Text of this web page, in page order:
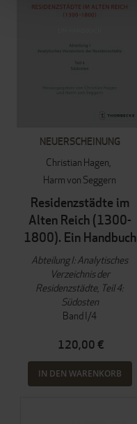
NEUERSCHEINUNG
Christian Hagen
Harm von Seggern
Residenzstädte im
Alten Reich (1300-
1800). Ein Handbuch
Abteilung I: Analytisches
Verzeichnis der
Residenzstädte, Teil 4:
Südosten
Band I/4
120,00 €
IN DEN WARENKORB